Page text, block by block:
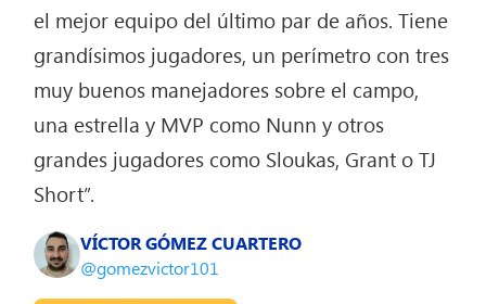
el mejor equipo del último par de años. Tiene
grandísimos jugadores, un perímetro con tres
muy buenos manejadores sobre el campo,
una estrella y MVP como Nunn y otros
grandes jugadores como Sloukas, Grant o TJ
Short”.
VÍCTOR GÓMEZ CUARTERO
@gomezvictor101